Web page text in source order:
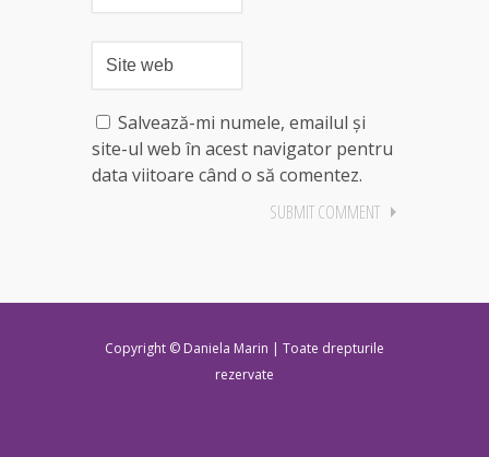
Salvează-mi numele, emailul și
site-ul web în acest navigator pentru
data viitoare când o să comentez.
Copyright © Daniela Marin | Toate drepturile
rezervate